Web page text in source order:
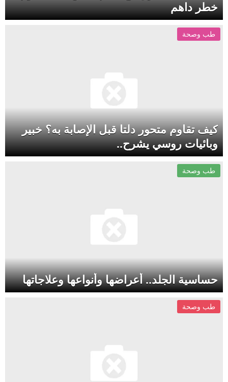
خطر داهم
طب وصحة
كيف تقاوم متحور دلتا قبل الإصابة به؟ خبير
وبائيات روسي يشرح..
طب وصحة
حساسية الجلد.. أعراضها وأنواعها وعلاجاتها
طب وصحة